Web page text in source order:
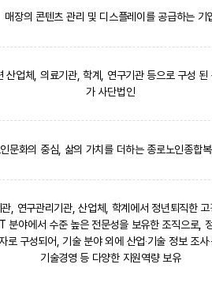
매장의 콘텐츠 관리 및 디스플레이를 공급하는 기
산업체, 의료기관, 학계, 연구기관 등으로 구성 된
가 사단법인
인문화의 중심, 삶의 가치를 더하는 종로노인종합
, 연구관리기관, 산업체, 학계에서 정년퇴직한 고
분야에서 수준 높은 전문성을 보유한 조직으로,
로 구성되어, 기술 분야 외에 산업‧기술 정보 조사
기술경영 등 다양한 지원역량 보유